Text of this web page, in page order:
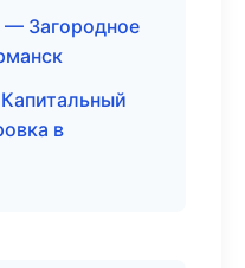
Загородное
в